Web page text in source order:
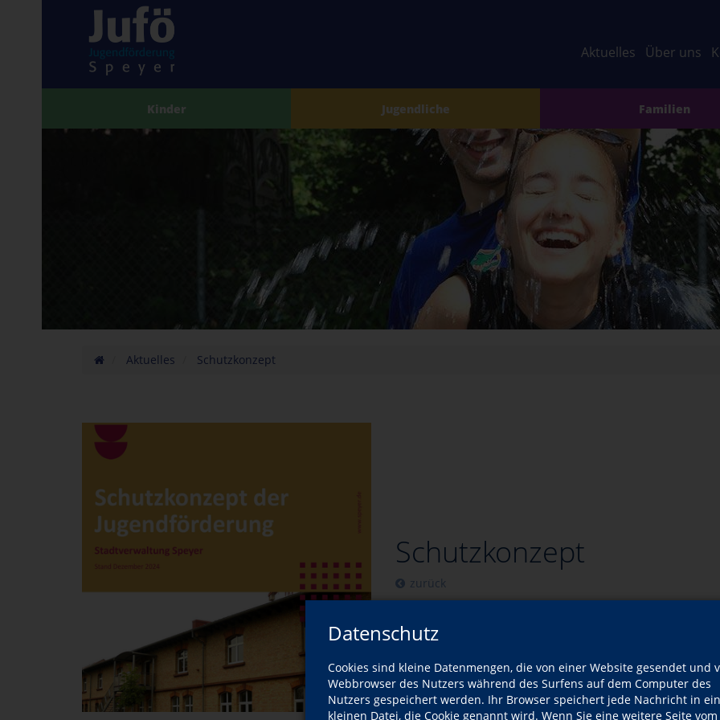
Datenschutz
Cookies sind kleine Datenmengen, die von einer Website gesendet und
Webbrowser des Nutzers während des Surfens auf dem Computer des
Nutzers gespeichert werden. Ihr Browser speichert jede Nachricht in
kleinen Datei, die Cookie genannt wird. Wenn Sie eine weitere Seite vom
Aktuelles Über uns
Kinder Jugendliche Familien
Aktuelles Schutzkonzept
Schutzkonzept
zurück